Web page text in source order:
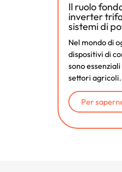
Il ruolo
inverter
sistemi di
Nel mondo di
dispositivi di
sono
settori agricoli.
Per